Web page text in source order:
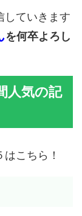
していきます
を何卒よろし
人気の記
こちら！